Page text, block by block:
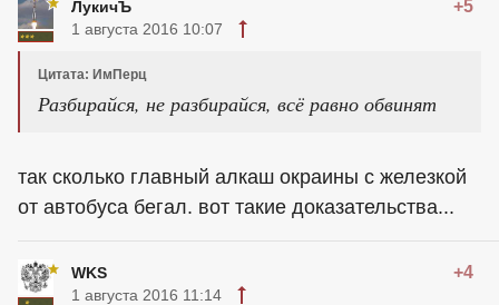
ЛукичЪ +5
1 августа 2016 10:07
Цитата: ИмПерц
Разбирайся, не разбирайся, всё равно обвинят
так сколько главный алкаш окраины с железкой
от автобуса бегал. вот такие доказательства...
WKS +4
1 августа 2016 11:14